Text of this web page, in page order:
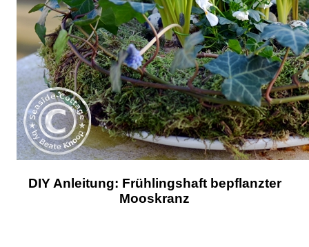
DIY Anleitung: Frühlingshaft bepflanzter
Mooskranz